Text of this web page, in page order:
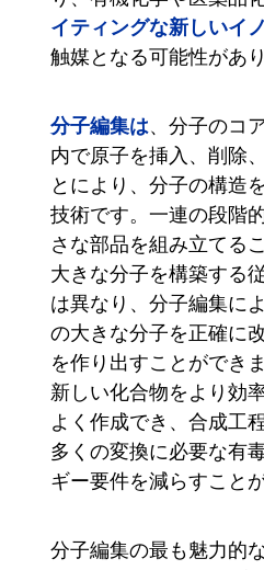
イティングな新しいイ
触媒となる可能性があり
分子編集は、分子のコ
内で原子を挿入、削除
とにより、分子の構造
技術です。一連の段階
さな部品を組み立てる
大きな分子を構築する
は異なり、分子編集に
の大きな分子を正確に
を作り出すことができ
新しい化合物をより効
よく作成でき、合成工
多くの変換に必要な有
ギー要件を減らすこと
分子編集の最も魅力的